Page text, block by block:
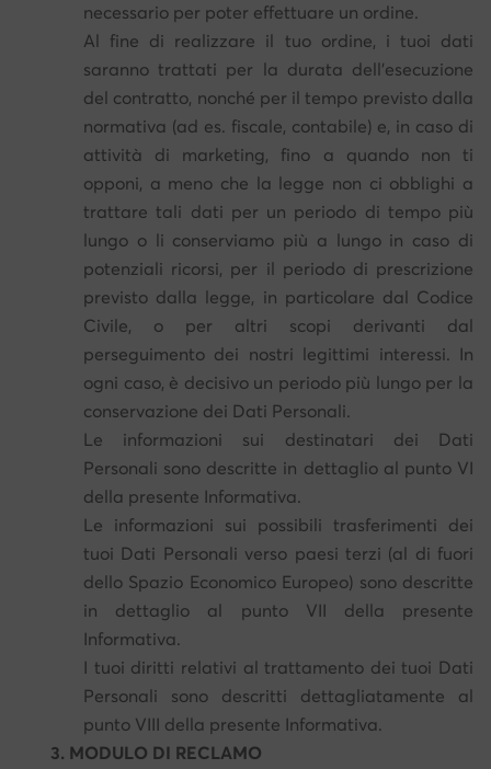
necessario per poter effettuare un ordine.
Al fine di realizzare il tuo ordine, i tuoi dati
saranno trattati per la durata dell’esecuzione
del contratto, nonché per il tempo previsto dalla
normativa (ad es. fiscale, contabile) e, in caso di
attività di marketing, fino a quando non ti
opponi, a meno che la legge non ci obblighi a
trattare tali dati per un periodo di tempo più
lungo o li conserviamo più a lungo in caso di
potenziali ricorsi, per il periodo di prescrizione
previsto dalla legge, in particolare dal Codice
Civile, o per altri scopi derivanti dal
perseguimento dei nostri legittimi interessi. In
ogni caso, è decisivo un periodo più lungo per la
conservazione dei Dati Personali.
Le informazioni sui destinatari dei Dati
Personali sono descritte in dettaglio al punto VI
della presente Informativa.
Le informazioni sui possibili trasferimenti dei
tuoi Dati Personali verso paesi terzi (al di fuori
dello Spazio Economico Europeo) sono descritte
in dettaglio al punto VII della presente
Informativa.
I tuoi diritti relativi al trattamento dei tuoi Dati
Personali sono descritti dettagliatamente al
punto VIII della presente Informativa.
3. MODULO DI RECLAMO